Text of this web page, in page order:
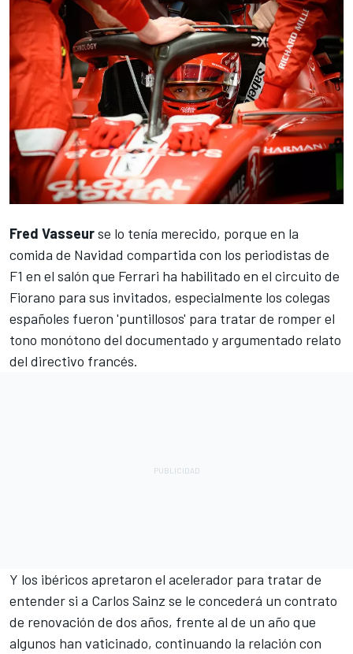
Fred Vasseurse lo tenía merecido, porque en la
comida de Navidad compartida con los periodistas de
F1 en el salón que Ferrari ha habilitado en el circuito de
Fiorano para sus invitados, especialmente los colegas
españoles fueron 'puntillosos' para tratar de romper el
tono monótono del documentado y argumentado relato
del directivo francés.
Y los ibéricos apretaron el acelerador para tratar de
entender si a Carlos Sainz se le concederá un contrato
de renovación de dos años, frente al de un año que
algunos han vaticinado, continuando la relación con